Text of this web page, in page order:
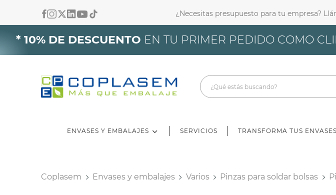
¿Necesitas presupuesto para tu empresa?
* 10% DE DESCUENTO EN TU PRIMER PEDIDO COMO
ENVASES Y EMBALAJES SERVICIOS TRANSFORMA TUS ENVASES
Coplasem Envases y embalajes Varios Pinzas para soldar bolsas
Iniciar Sesión
Cancelar